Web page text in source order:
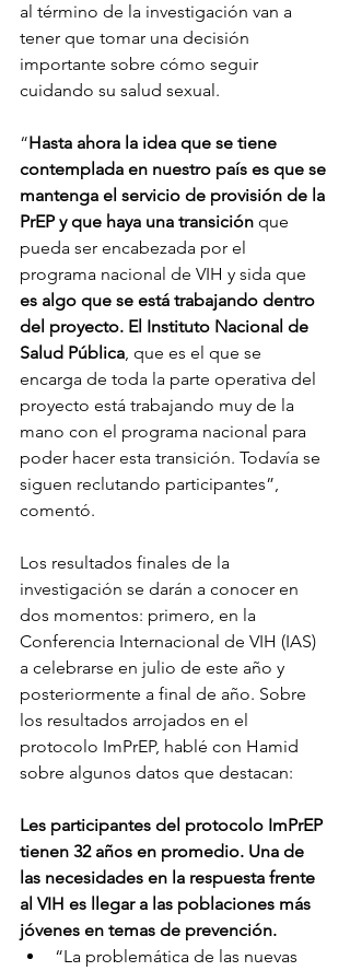
al término de la investigación van a
tener que tomar una decisión
importante sobre cómo seguir
cuidando su salud sexual.
“Hasta ahora la idea que se tiene
contemplada en nuestro país es que se
mantenga el servicio de provisión de la
PrEP y que haya una transición que
pueda ser encabezada por el
programa nacional de VIH y sida que
es algo que se está trabajando dentro
del proyecto. El Instituto Nacional de
Salud Pública, que es el que se
encarga de toda la parte operativa del
proyecto está trabajando muy de la
mano con el programa nacional para
poder hacer esta transición. Todavía se
siguen reclutando participantes”,
comentó.
Los resultados finales de la
investigación se darán a conocer en
dos momentos: primero, en la
Conferencia Internacional de VIH (IAS)
a celebrarse en julio de este año y
posteriormente a final de año. Sobre
los resultados arrojados en el
protocolo ImPrEP, hablé con Hamid
sobre algunos datos que destacan:
Les participantes del protocolo ImPrEP
tienen 32 años en promedio. Una de
las necesidades en la respuesta frente
al VIH es llegar a las poblaciones más
jóvenes en temas de prevención.
“La problemática de las nuevas